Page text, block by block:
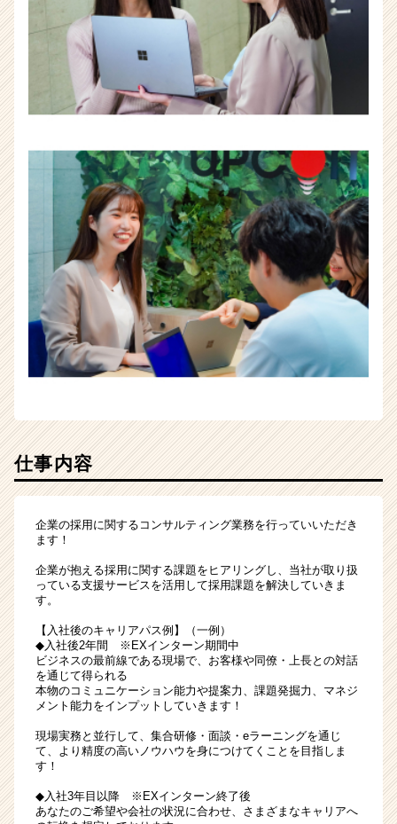
仕事内容
企業の採用に関するコンサルティング業務を行っていいただき
ます！
企業が抱える採用に関する課題をヒアリングし、当社が取り扱
っている支援サービスを活用して採用課題を解決していきま
す。
【入社後のキャリアパス例】（一例）
◆入社後2年間 ※EXインターン期間中
ビジネスの最前線である現場で、お客様や同僚・上長との対話
を通じて得られる
本物のコミュニケーション能力や提案力、課題発掘力、マネジ
メント能力をインプットしていきます！
現場実務と並行して、集合研修・面談・eラーニングを通じ
て、より精度の高いノウハウを身につけてくことを目指しま
す！
◆入社3年目以降 ※EXインターン終了後
あなたのご希望や会社の状況に合わせ、さまざまなキャリアへ